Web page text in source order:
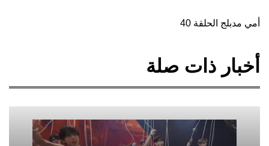
أمي مدبلج الحلقة 40
أخبار ذات صلة